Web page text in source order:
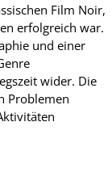
Film Noir,
erfolgreich war.
und einer
wider. Die
Problemen